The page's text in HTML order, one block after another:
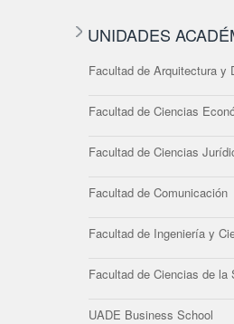
UNIDADES
Facultad de Arquitectura y
Facultad de Ciencias
Facultad de Ciencias
Facultad de Comunicación
Facultad de Ingeniería y
Facultad de Ciencias de la
UADE Business School